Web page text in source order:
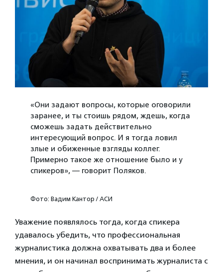
«Они задают вопросы, которые оговорили
заранее, и ты стоишь рядом, ждешь, когда
сможешь задать действительно
интересующий вопрос. И я тогда ловил
злые и обиженные взгляды коллег.
Примерно такое же отношение было и у
спикеров», — говорит Поляков.
Фото: Вадим Кантор / АСИ
Уважение появлялось тогда, когда спикера
удавалось убедить, что профессиональная
журналистика должна охватывать два и более
мнения, и он начинал воспринимать журналиста с